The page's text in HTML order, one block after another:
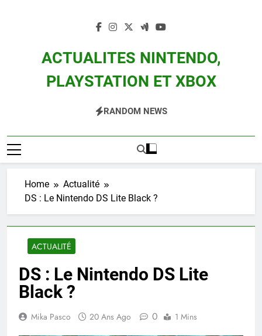
ACTUALITES NINTENDO,
PLAYSTATION ET XBOX
Zelda, Splatoon, Pokemon Entre Autres
RANDOM NEWS
Home
Actualité
DS : Le Nintendo DS Lite Black ?
ACTUALITÉ
DS : Le Nintendo DS Lite
Black ?
Mika Pasco 20 Ans Ago 0 1 Mins